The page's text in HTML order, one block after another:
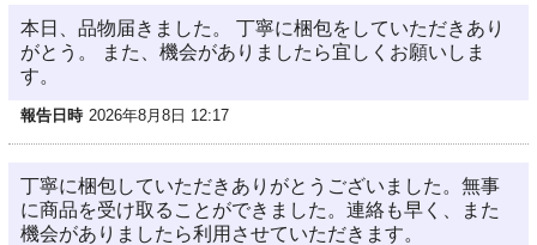
本日、品物届きました。 丁寧に梱包をしていただきあり
がとう。 また、機会がありましたら宜しくお願いしま
す。
報告日時 2026年8月8日 12:17
丁寧に梱包していただきありがとうございました。無事
に商品を受け取ることができました。連絡も早く、また
機会がありましたら利用させていただきます。